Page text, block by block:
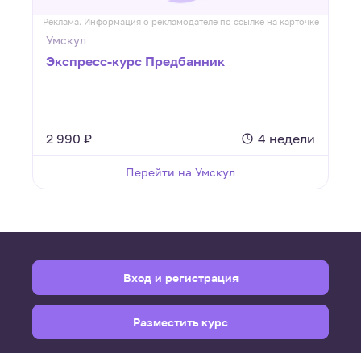
Реклама. Информация о рекламодателе по ссылке на карточке
Умскул
Экспресс-курс Предбанник
2 990 ₽ 4 недели
Перейти на Умскул
Вход и регистрация
Разместить курс